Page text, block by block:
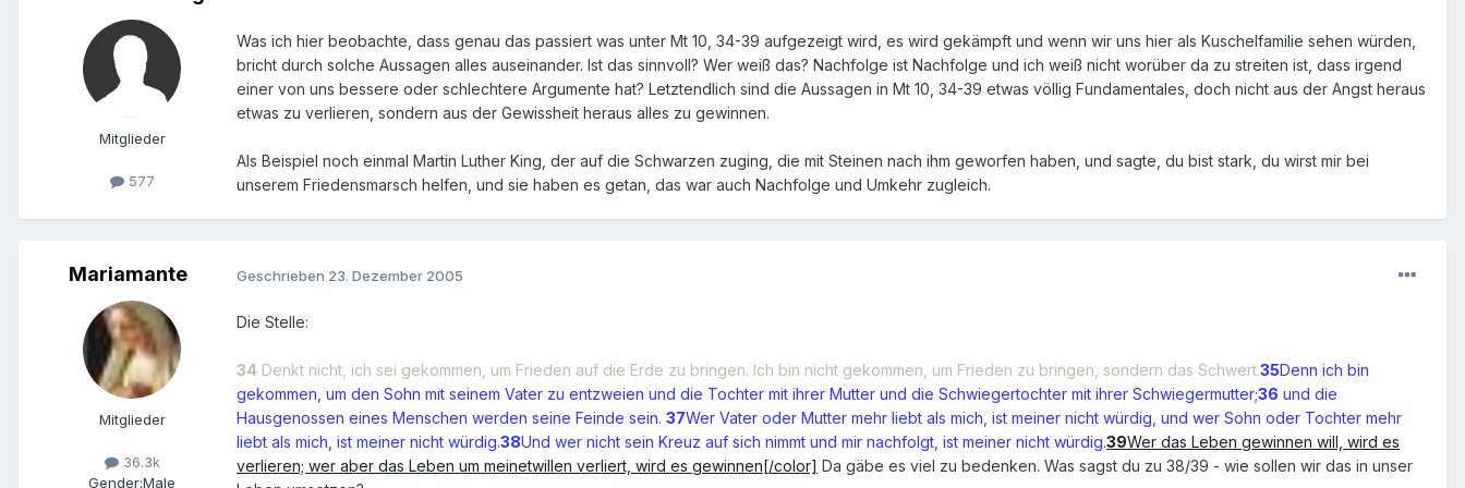
Mitglieder
577
Was ich hier beobachte, dass genau das passiert was unter Mt 10, 34-39 aufgezeigt wird, es wird gekämpft und wenn wir uns hier als Kuschelfamilie sehen würden,
bricht durch solche Aussagen alles auseinander. Ist das sinnvoll? Wer weiß das? Nachfolge ist Nachfolge und ich weiß nicht worüber da zu streiten ist, dass irgend
einer von uns bessere oder schlechtere Argumente hat? Letztendlich sind die Aussagen in Mt 10, 34-39 etwas völlig Fundamentales, doch nicht aus der Angst heraus
etwas zu verlieren, sondern aus der Gewissheit heraus alles zu gewinnen.
Als Beispiel noch einmal Martin Luther King, der auf die Schwarzen zuging, die mit Steinen nach ihm geworfen haben, und sagte, du bist stark, du wirst mir bei
unserem Friedensmarsch helfen, und sie haben es getan, das war auch Nachfolge und Umkehr zugleich.
Mariamante
Mitglieder
36.3k
Gender:Male
Geschrieben 23. Dezember 2005
Die Stelle:
34 Denkt nicht, ich sei gekommen, um Frieden auf die Erde zu bringen. Ich bin nicht gekommen, um Frieden zu bringen, sondern das Schwert.35Denn ich bin
gekommen, um den Sohn mit seinem Vater zu entzweien und die Tochter mit ihrer Mutter und die Schwiegertochter mit ihrer Schwiegermutter;36 und die
Hausgenossen eines Menschen werden seine Feinde sein. 37Wer Vater oder Mutter mehr liebt als mich, ist meiner nicht würdig, und wer Sohn oder Tochter mehr
liebt als mich, ist meiner nicht würdig.38Und wer nicht sein Kreuz auf sich nimmt und mir nachfolgt, ist meiner nicht würdig.39Wer das Leben gewinnen will, wird es
verlieren; wer aber das Leben um meinetwillen verliert, wird es gewinnen[/color] Da gäbe es viel zu bedenken. Was sagst du zu 38/39 - wie sollen wir das in unser